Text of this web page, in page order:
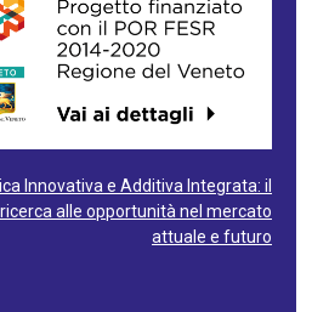
Innovativa e Additiva Integrata: il
alle opportunità nel mercato
attuale e futuro